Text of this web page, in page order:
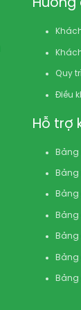
Quy
Điều
Hỗ trợ
Bảng
Bảng
Bảng
Bảng
Bảng
Bảng
Bảng